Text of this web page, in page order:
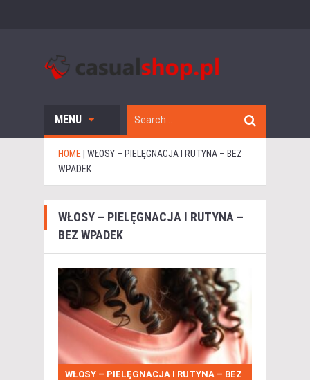
MENU
HOME
WŁOSY – PIELĘGNACJA I RUTYNA – BEZ
WPADEK
WŁOSY – PIELĘGNACJA I RUTYNA –
BEZ WPADEK
WŁOSY – PIELĘGNACJA I RUTYNA – BEZ